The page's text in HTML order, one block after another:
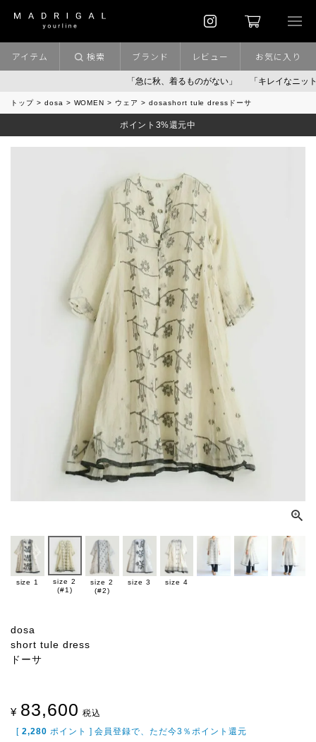
「急に秋、着るものがない」 「キレイなニット」 ポ
アイテム 検索 ブランド レビュー お気に入り
トップ dosa WOMEN ウェア dosashort tule dressドーサ
ポイント3%還元中
size 1
size 2
(#1)
size 2
(#2)
size 3 size 4
dosa
short tule dress
ドーサ
¥ 83,600 税込
[ 2,280 ポイント ] 会員登録で、ただ今3％ポイント還元